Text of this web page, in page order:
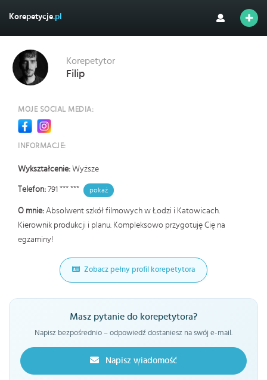
Korepetycje.pl
Korepetytor
Filip
MOJE SOCIAL MEDIA:
INFORMACJE:
Wykształcenie: Wyższe
Telefon: 791 *** *** pokaż
O mnie: Absolwent szkół filmowych w Łodzi i Katowicach.
Kierownik produkcji i planu. Kompleksowo przygotuję Cię na
egzaminy!
Zobacz pełny profil korepetytora
Masz pytanie do korepetytora?
Napisz bezpośrednio – odpowiedź dostaniesz na swój e-mail.
Napisz wiadomość